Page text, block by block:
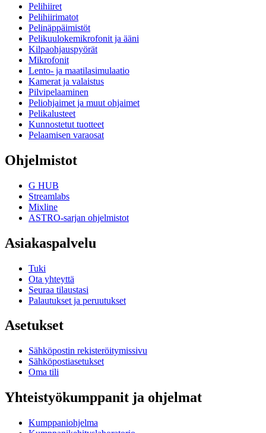
Pelihiiret
Pelihiirimatot
Pelinäppäimistöt
Pelikuulokemikrofonit ja ääni
Kilpaohjauspyörät
Mikrofonit
Lento- ja maatilasimulaatio
Kamerat ja valaistus
Pilvipelaaminen
Peliohjaimet ja muut ohjaimet
Pelikalusteet
Kunnostetut tuotteet
Pelaamisen varaosat
Ohjelmistot
G HUB
Streamlabs
Mixline
ASTRO-sarjan ohjelmistot
Asiakaspalvelu
Tuki
Ota yhteyttä
Seuraa tilaustasi
Palautukset ja peruutukset
Asetukset
Sähköpostin rekisteröitymissivu
Sähköpostiasetukset
Oma tili
Yhteistyökumppanit ja ohjelmat
Kumppaniohjelma